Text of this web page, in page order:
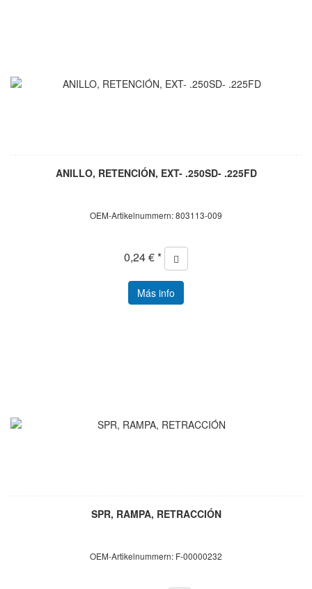
ANILLO, RETENCIÓN, EXT- .250SD- .225FD
OEM-Artikelnummern: 803113-009
0,24 € *
Más info
SPR, RAMPA, RETRACCIÓN
OEM-Artikelnummern: F-00000232